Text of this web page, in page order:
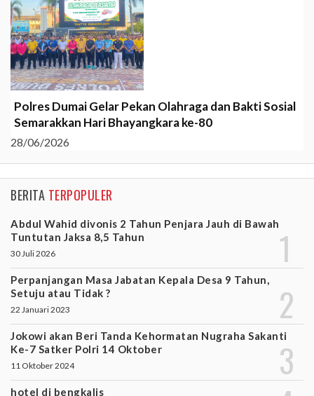
Polres Dumai Gelar Pekan Olahraga dan Bakti Sosial
Semarakkan Hari Bhayangkara ke-80
28/06/2026
BERITA TERPOPULER
Abdul Wahid divonis 2 Tahun Penjara Jauh di Bawah
Tuntutan Jaksa 8,5 Tahun
30 Juli 2026
Perpanjangan Masa Jabatan Kepala Desa 9 Tahun,
Setuju atau Tidak ?
22 Januari 2023
Jokowi akan Beri Tanda Kehormatan Nugraha Sakanti
Ke-7 Satker Polri 14 Oktober
11 Oktober 2024
hotel di bengkalis